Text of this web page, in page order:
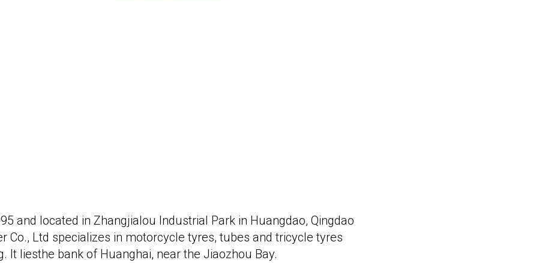
and located in Zhangjialou Industrial Park in Huangdao, Qingdao
Co., Ltd specializes in motorcycle tyres, tubes and tricycle tyres
It liesthe bank of Huanghai, near the Jiaozhou Bay.